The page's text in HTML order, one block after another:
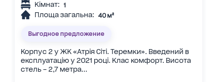
Кімнат: 1
Площа загальна: 40 м²
Выгодное предложение
Корпус 2 у ЖК «Атрія Сіті. Теремки». Введений в
експлуатацію у 2021 році. Клас комфорт. Висота
стель – 2,7 метра...